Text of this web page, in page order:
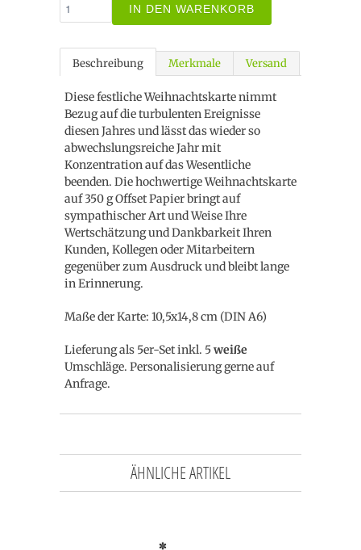
IN DEN WARENKORB
Beschreibung Merkmale Versand
Diese festliche Weihnachtskarte nimmt
Bezug auf die turbulenten Ereignisse
diesen Jahres und lässt das wieder so
abwechslungsreiche Jahr mit
Konzentration auf das Wesentliche
beenden. Die hochwertige Weihnachtskarte
auf 350 g Offset Papier bringt auf
sympathischer Art und Weise Ihre
Wertschätzung und Dankbarkeit Ihren
Kunden, Kollegen oder Mitarbeitern
gegenüber zum Ausdruck und bleibt lange
in Erinnerung.
Maße der Karte: 10,5x14,8 cm (DIN A6)
Lieferung als 5er-Set inkl. 5weiße
Umschläge. Personalisierung gerne auf
Anfrage.
ÄHNLICHE ARTIKEL